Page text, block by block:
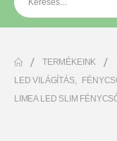
TERMÉKEINK
LED VILÁGÍTÁS,
LIMEA LED SLIM